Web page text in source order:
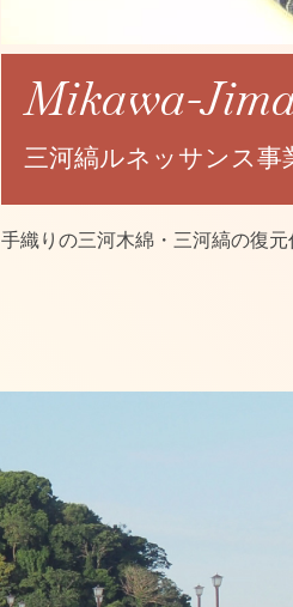
Mikawa-
三河縞ルネッサンス事
手織りの三河木綿・三河縞の復元